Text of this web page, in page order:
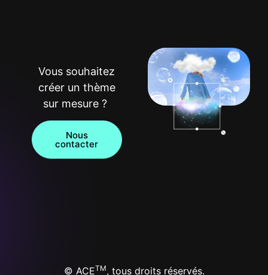
Vous souhaitez
créer un thème
sur mesure ?
Nous
contacter
© ACETM, tous droits réservés.